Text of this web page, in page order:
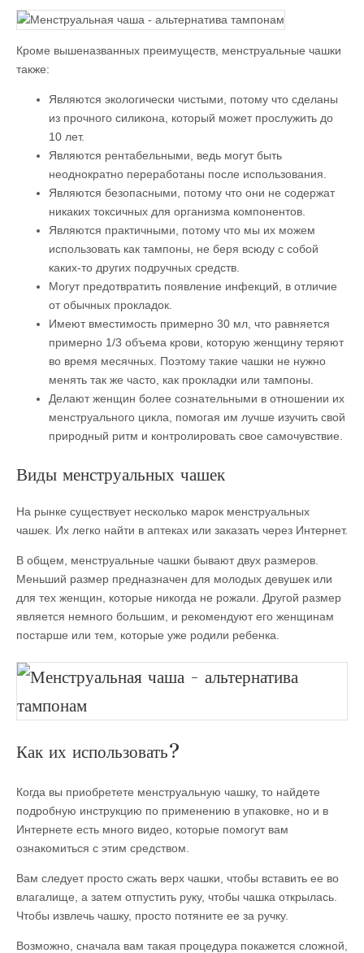
Кроме вышеназванных преимуществ, менструальные чашки
также:
Являются экологически чистыми, потому что сделаны
из прочного силикона, который может прослужить до
10 лет.
Являются рентабельными, ведь могут быть
неоднократно переработаны после использования.
Являются безопасными, потому что они не содержат
никаких токсичных для организма компонентов.
Являются практичными, потому что мы их можем
использовать как тампоны, не беря всюду с собой
каких-то других подручных средств.
Могут предотвратить появление инфекций, в отличие
от обычных прокладок.
Имеют вместимость примерно 30 мл, что равняется
примерно 1/3 объема крови, которую женщину теряют
во время месячных. Поэтому такие чашки не нужно
менять так же часто, как прокладки или тампоны.
Делают женщин более сознательными в отношении их
менструального цикла, помогая им лучше изучить свой
природный ритм и контролировать свое самочувствие.
Виды менструальных чашек
На рынке существует несколько марок менструальных
чашек. Их легко найти в аптеках или заказать через Интернет.
В общем, менструальные чашки бывают двух размеров.
Меньший размер предназначен для молодых девушек или
для тех женщин, которые никогда не рожали. Другой размер
является немного большим, и рекомендуют его женщинам
постарше или тем, которые уже родили ребенка.
Как их использовать?
Когда вы приобретете менструальную чашку, то найдете
подробную инструкцию по применению в упаковке, но и в
Интернете есть много видео, которые помогут вам
ознакомиться с этим средством.
Вам следует просто сжать верх чашки, чтобы вставить ее во
влагалище, а затем отпустить руку, чтобы чашка открылась.
Чтобы извлечь чашку, просто потяните ее за ручку.
Возможно, сначала вам такая процедура покажется сложной,